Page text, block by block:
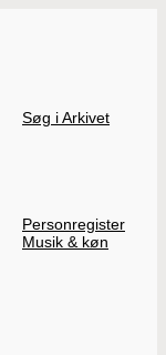
Søg i Arkivet
Personregister
Musik & køn